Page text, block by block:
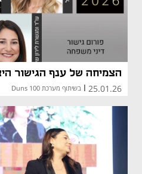
הצמיחה של ענף הגישור
25.01.26 בשיתוף מערכת Duns 100